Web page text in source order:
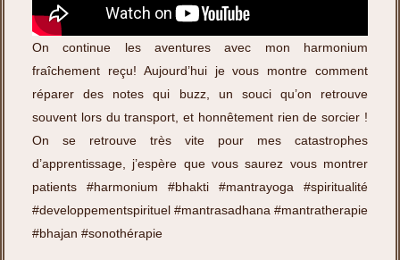
On continue les aventures avec mon harmonium
fraîchement reçu! Aujourd’hui je vous montre comment
réparer des notes qui buzz, un souci qu’on retrouve
souvent lors du transport, et honnêtement rien de sorcier !
On se retrouve très vite pour mes catastrophes
d’apprentissage, j’espère que vous saurez vous montrer
patients #harmonium #bhakti #mantrayoga
#spiritualité
#developpementspirituel #mantrasadhana #mantratherapie
#bhajan #sonothérapie